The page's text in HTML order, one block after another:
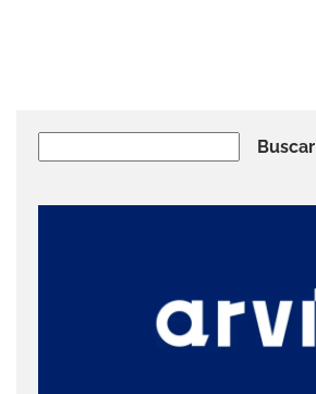
Buscar